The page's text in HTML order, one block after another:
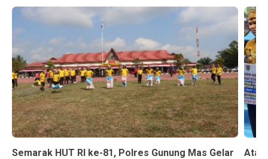
Semarak HUT RI ke-81, Polres Gunung Mas Gelar